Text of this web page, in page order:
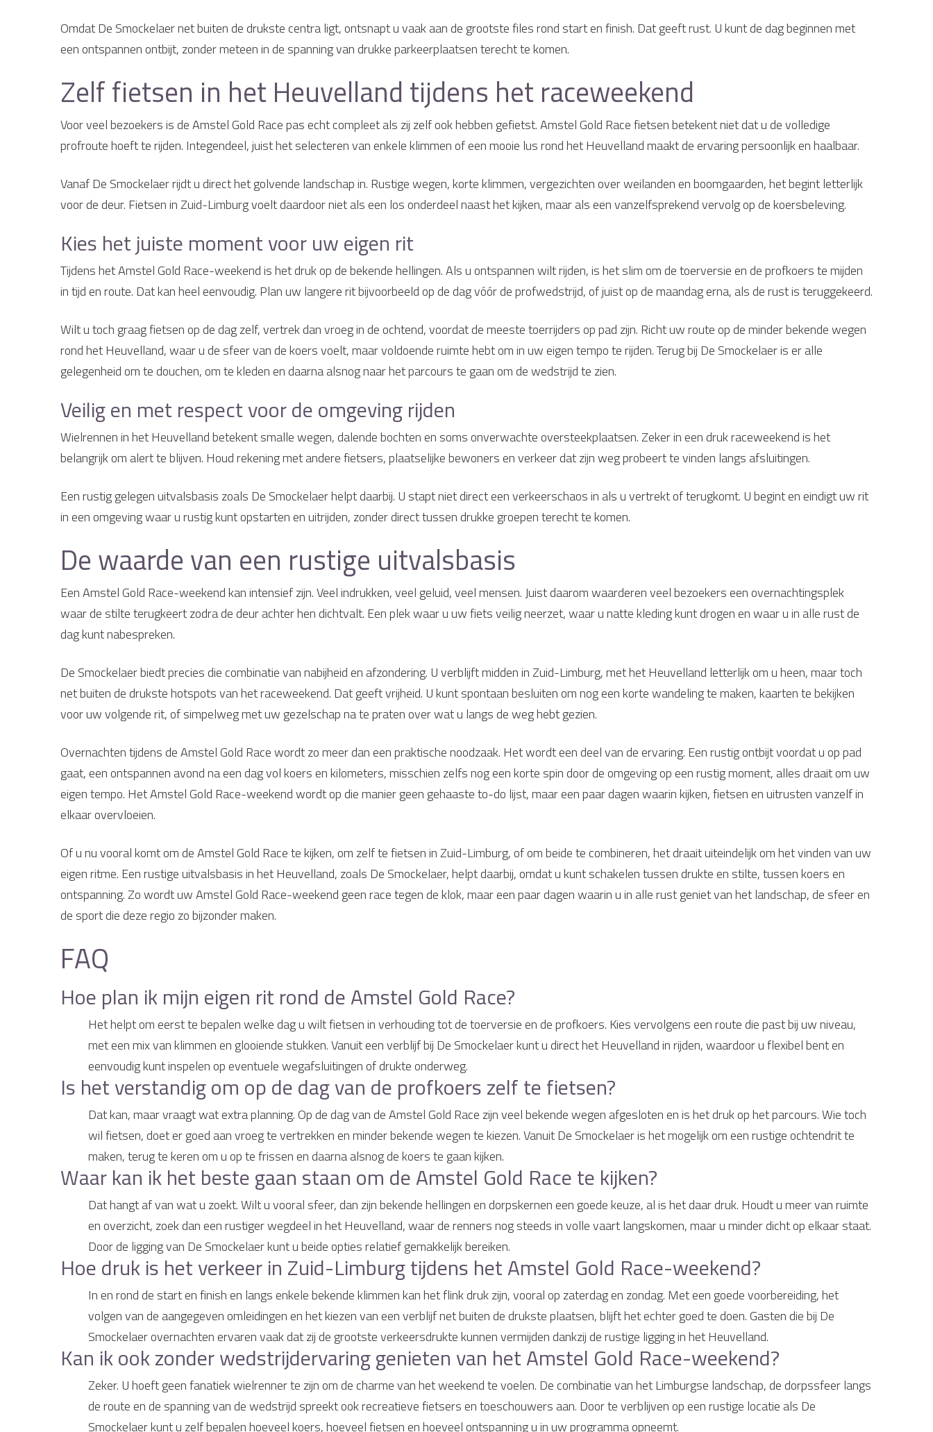
Omdat De Smockelaer net buiten de drukste centra ligt, ontsnapt u vaak aan de grootste files rond start en finish. Dat geeft rust. U kunt de dag beginnen met
een ontspannen ontbijt, zonder meteen in de spanning van drukke parkeerplaatsen terecht te komen.
Zelf fietsen in het Heuvelland tijdens het raceweekend
Voor veel bezoekers is de Amstel Gold Race pas echt compleet als zij zelf ook hebben gefietst. Amstel Gold Race fietsen betekent niet dat u de volledige
profroute hoeft te rijden. Integendeel, juist het selecteren van enkele klimmen of een mooie lus rond het Heuvelland maakt de ervaring persoonlijk en haalbaar.
Vanaf De Smockelaer rijdt u direct het golvende landschap in. Rustige wegen, korte klimmen, vergezichten over weilanden en boomgaarden, het begint letterlijk
voor de deur. Fietsen in Zuid-Limburg voelt daardoor niet als een los onderdeel naast het kijken, maar als een vanzelfsprekend vervolg op de koersbeleving.
Kies het juiste moment voor uw eigen rit
Tijdens het Amstel Gold Race-weekend is het druk op de bekende hellingen. Als u ontspannen wilt rijden, is het slim om de toerversie en de profkoers te mijden
in tijd en route. Dat kan heel eenvoudig. Plan uw langere rit bijvoorbeeld op de dag vóór de profwedstrijd, of juist op de maandag erna, als de rust is teruggekeerd.
Wilt u toch graag fietsen op de dag zelf, vertrek dan vroeg in de ochtend, voordat de meeste toerrijders op pad zijn. Richt uw route op de minder bekende wegen
rond het Heuvelland, waar u de sfeer van de koers voelt, maar voldoende ruimte hebt om in uw eigen tempo te rijden. Terug bij De Smockelaer is er alle
gelegenheid om te douchen, om te kleden en daarna alsnog naar het parcours te gaan om de wedstrijd te zien.
Veilig en met respect voor de omgeving rijden
Wielrennen in het Heuvelland betekent smalle wegen, dalende bochten en soms onverwachte oversteekplaatsen. Zeker in een druk raceweekend is het
belangrijk om alert te blijven. Houd rekening met andere fietsers, plaatselijke bewoners en verkeer dat zijn weg probeert te vinden langs afsluitingen.
Een rustig gelegen uitvalsbasis zoals De Smockelaer helpt daarbij. U stapt niet direct een verkeerschaos in als u vertrekt of terugkomt. U begint en eindigt uw rit
in een omgeving waar u rustig kunt opstarten en uitrijden, zonder direct tussen drukke groepen terecht te komen.
De waarde van een rustige uitvalsbasis
Een Amstel Gold Race-weekend kan intensief zijn. Veel indrukken, veel geluid, veel mensen. Juist daarom waarderen veel bezoekers een overnachtingsplek
waar de stilte terugkeert zodra de deur achter hen dichtvalt. Een plek waar u uw fiets veilig neerzet, waar u natte kleding kunt drogen en waar u in alle rust de
dag kunt nabespreken.
De Smockelaer biedt precies die combinatie van nabijheid en afzondering. U verblijft midden in Zuid-Limburg, met het Heuvelland letterlijk om u heen, maar toch
net buiten de drukste hotspots van het raceweekend. Dat geeft vrijheid. U kunt spontaan besluiten om nog een korte wandeling te maken, kaarten te bekijken
voor uw volgende rit, of simpelweg met uw gezelschap na te praten over wat u langs de weg hebt gezien.
Overnachten tijdens de Amstel Gold Race wordt zo meer dan een praktische noodzaak. Het wordt een deel van de ervaring. Een rustig ontbijt voordat u op pad
gaat, een ontspannen avond na een dag vol koers en kilometers, misschien zelfs nog een korte spin door de omgeving op een rustig moment, alles draait om uw
eigen tempo. Het Amstel Gold Race-weekend wordt op die manier geen gehaaste to-do lijst, maar een paar dagen waarin kijken, fietsen en uitrusten vanzelf in
elkaar overvloeien.
Of u nu vooral komt om de Amstel Gold Race te kijken, om zelf te fietsen in Zuid-Limburg, of om beide te combineren, het draait uiteindelijk om het vinden van uw
eigen ritme. Een rustige uitvalsbasis in het Heuvelland, zoals De Smockelaer, helpt daarbij, omdat u kunt schakelen tussen drukte en stilte, tussen koers en
ontspanning. Zo wordt uw Amstel Gold Race-weekend geen race tegen de klok, maar een paar dagen waarin u in alle rust geniet van het landschap, de sfeer en
de sport die deze regio zo bijzonder maken.
FAQ
Hoe plan ik mijn eigen rit rond de Amstel Gold Race?
Het helpt om eerst te bepalen welke dag u wilt fietsen in verhouding tot de toerversie en de profkoers. Kies vervolgens een route die past bij uw niveau,
met een mix van klimmen en glooiende stukken. Vanuit een verblijf bij De Smockelaer kunt u direct het Heuvelland in rijden, waardoor u flexibel bent en
eenvoudig kunt inspelen op eventuele wegafsluitingen of drukte onderweg.
Is het verstandig om op de dag van de profkoers zelf te fietsen?
Dat kan, maar vraagt wat extra planning. Op de dag van de Amstel Gold Race zijn veel bekende wegen afgesloten en is het druk op het parcours. Wie toch
wil fietsen, doet er goed aan vroeg te vertrekken en minder bekende wegen te kiezen. Vanuit De Smockelaer is het mogelijk om een rustige ochtendrit te
maken, terug te keren om u op te frissen en daarna alsnog de koers te gaan kijken.
Waar kan ik het beste gaan staan om de Amstel Gold Race te kijken?
Dat hangt af van wat u zoekt. Wilt u vooral sfeer, dan zijn bekende hellingen en dorpskernen een goede keuze, al is het daar druk. Houdt u meer van ruimte
en overzicht, zoek dan een rustiger wegdeel in het Heuvelland, waar de renners nog steeds in volle vaart langskomen, maar u minder dicht op elkaar staat.
Door de ligging van De Smockelaer kunt u beide opties relatief gemakkelijk bereiken.
Hoe druk is het verkeer in Zuid-Limburg tijdens het Amstel Gold Race-weekend?
In en rond de start en finish en langs enkele bekende klimmen kan het flink druk zijn, vooral op zaterdag en zondag. Met een goede voorbereiding, het
volgen van de aangegeven omleidingen en het kiezen van een verblijf net buiten de drukste plaatsen, blijft het echter goed te doen. Gasten die bij De
Smockelaer overnachten ervaren vaak dat zij de grootste verkeersdrukte kunnen vermijden dankzij de rustige ligging in het Heuvelland.
Kan ik ook zonder wedstrijdervaring genieten van het Amstel Gold Race-weekend?
Zeker. U hoeft geen fanatiek wielrenner te zijn om de charme van het weekend te voelen. De combinatie van het Limburgse landschap, de dorpssfeer langs
de route en de spanning van de wedstrijd spreekt ook recreatieve fietsers en toeschouwers aan. Door te verblijven op een rustige locatie als De
Smockelaer kunt u zelf bepalen hoeveel koers, hoeveel fietsen en hoeveel ontspanning u in uw programma opneemt.